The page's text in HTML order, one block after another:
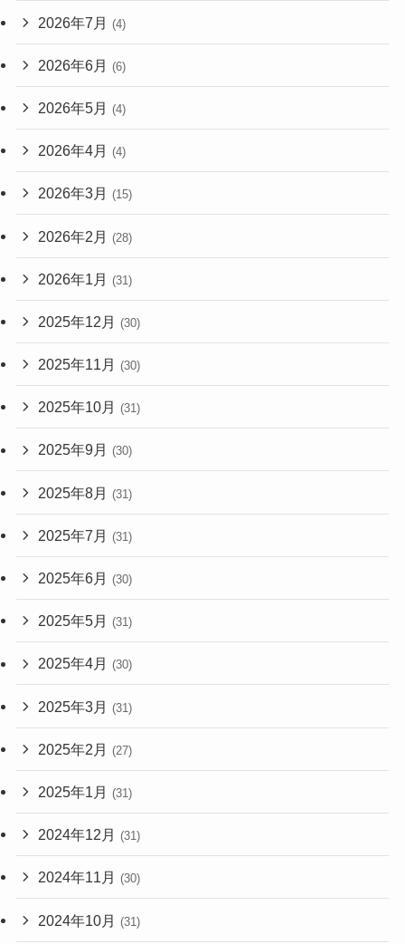
2026年7月 (4)
2026年6月 (6)
2026年5月 (4)
2026年4月 (4)
2026年3月 (15)
2026年2月 (28)
2026年1月 (31)
2025年12月 (30)
2025年11月 (30)
2025年10月 (31)
2025年9月 (30)
2025年8月 (31)
2025年7月 (31)
2025年6月 (30)
2025年5月 (31)
2025年4月 (30)
2025年3月 (31)
2025年2月 (27)
2025年1月 (31)
2024年12月 (31)
2024年11月 (30)
2024年10月 (31)